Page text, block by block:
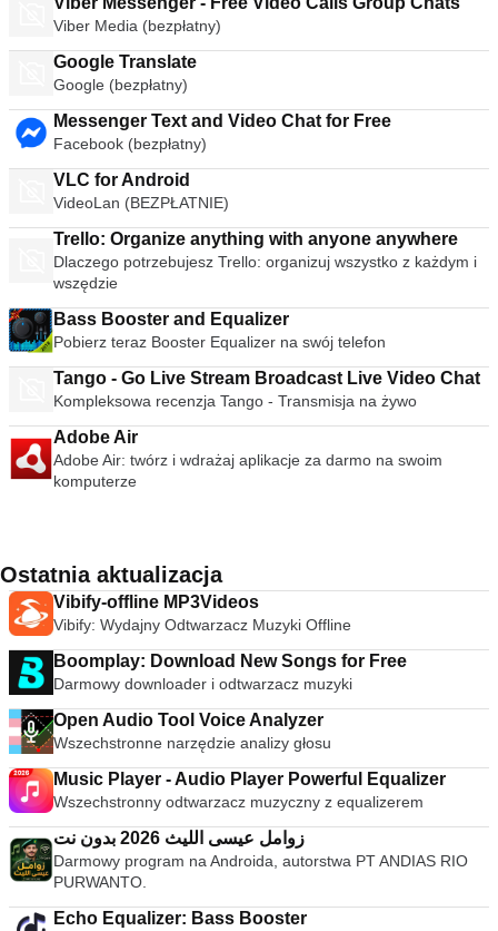
Viber Media (bezpłatny)
Google Translate
Google (bezpłatny)
Messenger Text and Video Chat for Free
Facebook (bezpłatny)
VLC for Android
VideoLan (BEZPŁATNIE)
Trello: Organize anything with anyone anywhere
Dlaczego potrzebujesz Trello: organizuj wszystko z każdym i
wszędzie
Bass Booster and Equalizer
Pobierz teraz Booster Equalizer na swój telefon
Tango - Go Live Stream Broadcast Live Video Chat
Kompleksowa recenzja Tango - Transmisja na żywo
Adobe Air
Adobe Air: twórz i wdrażaj aplikacje za darmo na swoim
komputerze
Ostatnia aktualizacja
Vibify-offline MP3Videos
Vibify: Wydajny Odtwarzacz Muzyki Offline
Boomplay: Download New Songs for Free
Darmowy downloader i odtwarzacz muzyki
Open Audio Tool Voice Analyzer
Wszechstronne narzędzie analizy głosu
Music Player - Audio Player Powerful Equalizer
Wszechstronny odtwarzacz muzyczny z equalizerem
زوامل عيسى الليث 2026 بدون نت
Darmowy program na Androida, autorstwa PT ANDIAS RIO
PURWANTO.
Echo Equalizer: Bass Booster